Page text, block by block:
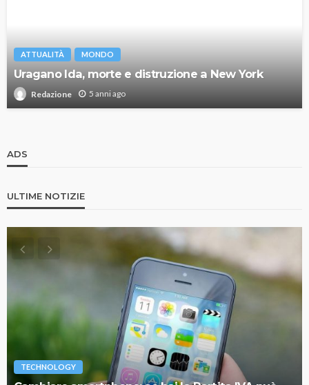
ATTUALITÀ MONDO
Uragano Ida, morte e distruzione a New York
Redazione 5 anni ago
ADS
ULTIME NOTIZIE
TECHNOLOGY